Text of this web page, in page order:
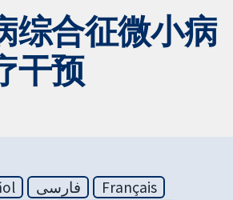
综合征微小病
干预
فارسی
Français